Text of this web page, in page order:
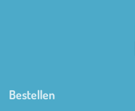
Bestellen